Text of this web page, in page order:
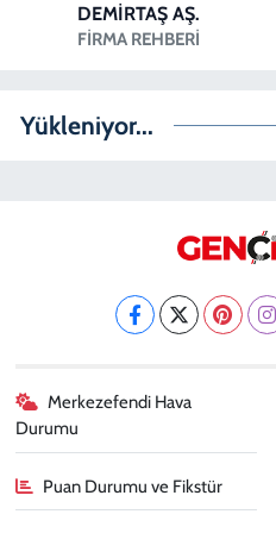
DEMİRTAŞ AŞ.
FIRMA REHBERI
Yükleniyor...
Merkezefendi Hava
Durumu
Puan Durumu ve Fikstür